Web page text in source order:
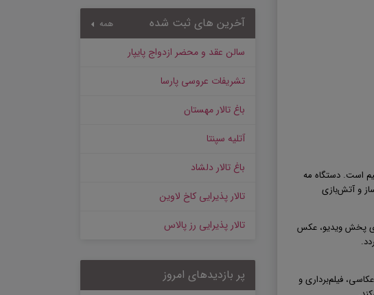
است. دستگاه مه
و آتش‌بازی
پخش ویدیو، عکس
.
فیلم‌برداری و
آخرین های ثبت شده همه
سالن عقد و محضر ازدواج پایپار
تشریفات عروسی پارسا
باغ تالار مهستان
آتلیه سپنتا
باغ تالار دلشاد
تالار پذیرایی کاخ لاوین
تالار پذیرایی رز پالاس
پر بازدیدهای امروز